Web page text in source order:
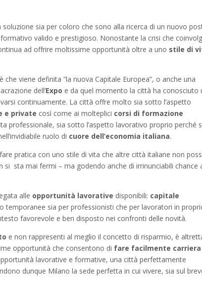
soluzione sia per coloro che sono alla ricerca di un nuovo
valido e prestigioso. Nonostante la crisi che
ad offrire moltissime opportunità oltre a uno stile di
viene definita “la nuova Capitale Europea”, o anche una
dell’Expo e da quel momento la città ha conosciuto
continuamente. La città offre molto sia sotto l’aspetto
e private così come ai molteplici corsi di formazione
professionale, sia sotto l’aspetto lavorativo proprio perché
ruolo di cuore dell’economia italiana.
pratica con uno stile di vita che altre città italiane non
sta mai fermi – ma godendo anche di irrinunciabili chance
alle opportunità lavorative disponibili: capitale
temporanee sia per professionisti che per lavoratori in
favorevole e ben disposto nei confronti delle novità.
e non rappresenti al meglio il concetto di risparmio, è
opportunità che consentono di fare facilmente carriera
lavorative e formative, una città perfettamente
dunque Milano la sede perfetta in cui vivere, sia sul